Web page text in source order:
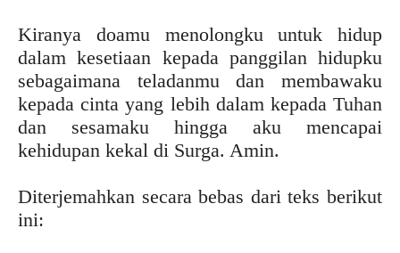
Kiranya doamu menolongku untuk hidup
dalam kesetiaan kepada panggilan hidupku
sebagaimana teladanmu dan membawaku
kepada cinta yang lebih dalam kepada Tuhan
dan sesamaku hingga aku mencapai
kehidupan kekal di Surga. Amin.
Diterjemahkan secara bebas dari teks berikut
ini: